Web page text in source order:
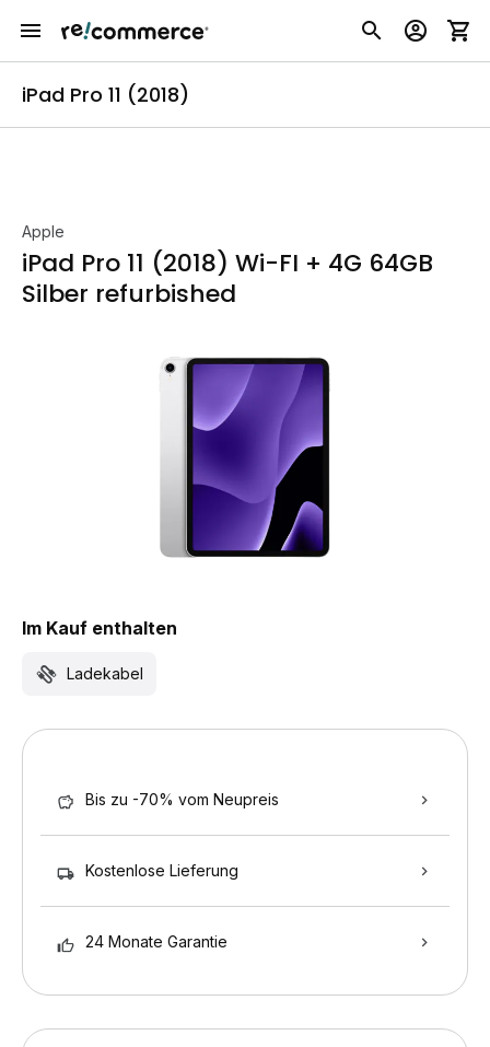
iPad Pro 11 (2018)
Apple
iPad Pro 11 (2018) Wi-FI + 4G 64GB
Silber refurbished
Im Kauf enthalten
Ladekabel
Bis zu -70% vom Neupreis
Kostenlose Lieferung
24 Monate Garantie